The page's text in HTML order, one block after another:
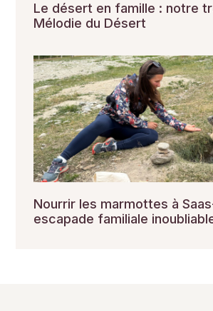
Le désert en famille : notre
Mélodie du Désert
Nourrir les marmottes à
escapade familiale